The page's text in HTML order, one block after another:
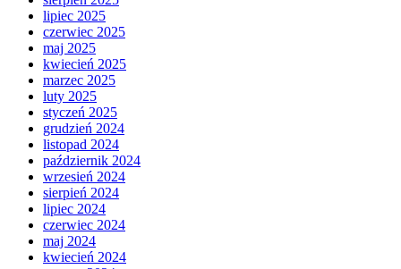
lipiec 2025
czerwiec 2025
maj 2025
kwiecień 2025
marzec 2025
luty 2025
styczeń 2025
grudzień 2024
listopad 2024
październik 2024
wrzesień 2024
sierpień 2024
lipiec 2024
czerwiec 2024
maj 2024
kwiecień 2024